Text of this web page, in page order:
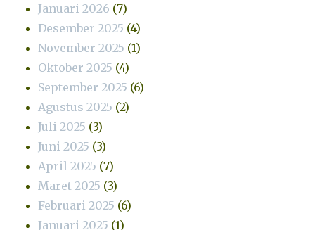
Januari 2026 (7)
Desember 2025 (4)
November 2025 (1)
Oktober 2025 (4)
September 2025 (6)
Agustus 2025 (2)
Juli 2025 (3)
Juni 2025 (3)
April 2025 (7)
Maret 2025 (3)
Februari 2025 (6)
Januari 2025 (1)